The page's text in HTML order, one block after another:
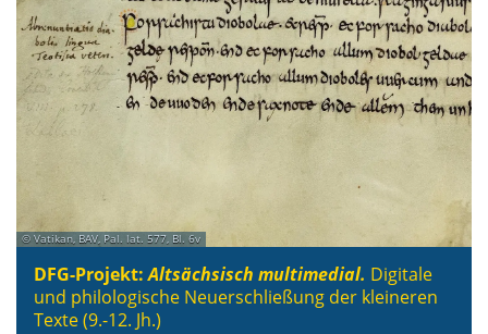
Vatikan, BAV, Pal. lat. 577, Bl. 6v
DFG-Projekt:Altsächsisch multimedial. Digitale
und philologische Neuerschließung der kleineren
Texte (9.-12. Jh.)